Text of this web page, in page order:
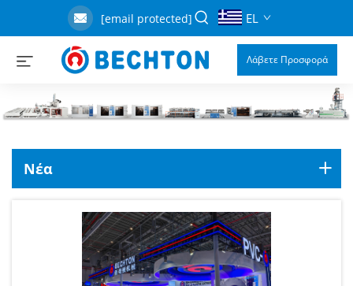
[email protected] EL
Λάβετε Προσφορά
Νέα